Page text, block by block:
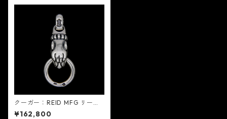
クーガー：REID MFG リード
エムエフジー
¥162,800